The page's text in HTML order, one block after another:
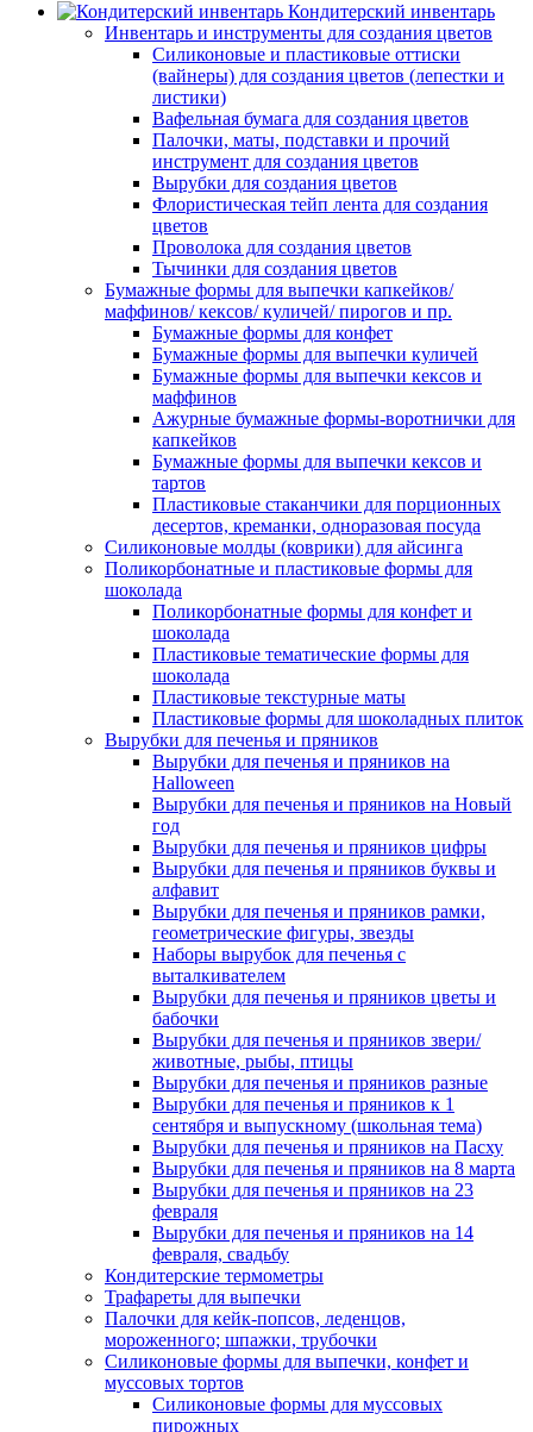
Кондитерский инвентарь
Инвентарь и инструменты для создания цветов
Силиконовые и пластиковые оттиски
(вайнеры) для создания цветов (лепестки и
листики)
Вафельная бумага для создания цветов
Палочки, маты, подставки и прочий
инструмент для создания цветов
Вырубки для создания цветов
Флористическая тейп лента для создания
цветов
Проволока для создания цветов
Тычинки для создания цветов
Бумажные формы для выпечки капкейков/
маффинов/ кексов/ куличей/ пирогов и пр.
Бумажные формы для конфет
Бумажные формы для выпечки куличей
Бумажные формы для выпечки кексов и
маффинов
Ажурные бумажные формы-воротнички для
капкейков
Бумажные формы для выпечки кексов и
тартов
Пластиковые стаканчики для порционных
десертов, креманки, одноразовая посуда
Силиконовые молды (коврики) для айсинга
Поликорбонатные и пластиковые формы для
шоколада
Поликорбонатные формы для конфет и
шоколада
Пластиковые тематические формы для
шоколада
Пластиковые текстурные маты
Пластиковые формы для шоколадных плиток
Вырубки для печенья и пряников
Вырубки для печенья и пряников на
Halloween
Вырубки для печенья и пряников на Новый
год
Вырубки для печенья и пряников цифры
Вырубки для печенья и пряников буквы и
алфавит
Вырубки для печенья и пряников рамки,
геометрические фигуры, звезды
Наборы вырубок для печенья с
выталкивателем
Вырубки для печенья и пряников цветы и
бабочки
Вырубки для печенья и пряников звери/
животные, рыбы, птицы
Вырубки для печенья и пряников разные
Вырубки для печенья и пряников к 1
сентября и выпускному (школьная тема)
Вырубки для печенья и пряников на Пасху
Вырубки для печенья и пряников на 8 марта
Вырубки для печенья и пряников на 23
февраля
Вырубки для печенья и пряников на 14
февраля, свадьбу
Кондитерские термометры
Трафареты для выпечки
Палочки для кейк-попсов, леденцов,
мороженного; шпажки, трубочки
Силиконовые формы для выпечки, конфет и
муссовых тортов
Силиконовые формы для муссовых
пирожных